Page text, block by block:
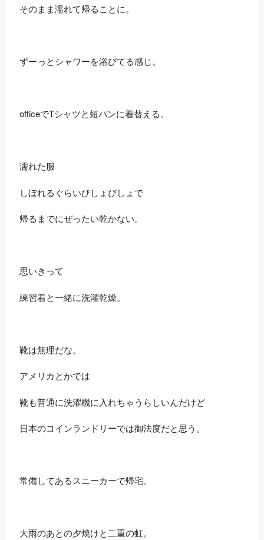
そのまま濡れて帰ることに。
ずーっとシャワーを浴びてる感じ。
officeでTシャツと短パンに着替える。
濡れた服
しぼれるぐらいびしょびしょで
帰るまでにぜったい乾かない。
思いきって
練習着と一緒に洗濯乾燥。
靴は無理だな。
アメリカとかでは
靴も普通に洗濯機に入れちゃうらしいんだけど
日本のコインランドリーでは御法度だと思う。
常備してあるスニーカーで帰宅。
大雨のあとの夕焼けと二重の虹。